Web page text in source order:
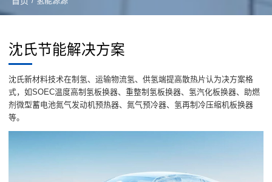
沈氏节能解决方案
沈氏新材料技术在制氢、运输物流氢、供氢端提高散热片认为决方案格
式，如SOEC温度高制氢板换器、重整制氢板换器、氢汽化板换器、助燃
剂微型蓄电池氮气发动机预热器、氮气预冷器、氢再制冷压缩机板换器
等。